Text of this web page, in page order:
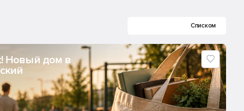
Списком
Новый дом в